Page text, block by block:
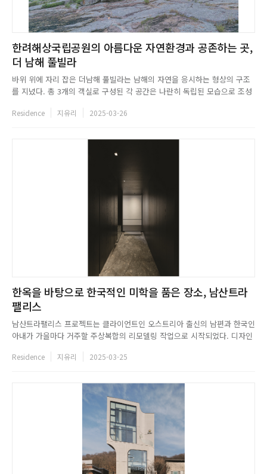
한려해상국립공원의 아름다운 자연환경과 공존하는 곳,
더 남해 풀빌라
바위 위에 자리 잡은 더남해 풀빌라는 남해의 자연을 응시하는 형상의 구조
를 지녔다. 총 3개의 객실로 구성된 각 공간은 나란히 독립된 모습으로 조성
형 모양의 더남해 풀빌라를 만나게 된다. 바다와 인접해 있는 이곳은 곳곳이
Residence 지유리 2025-03-26
한옥을 바탕으로 한국적인 미학을 품은 장소, 남산트라
팰리스
남산트라팰리스 프로젝트는 클라이언트인 오스트리아 출신의 남편과 한국인
아내가 가을마다 거주할 주상복합의 리모델링 작업으로 시작되었다. 디자인
간을 기획하였고, 이에 한옥의 요소를 스페이스에 구성하여 한국 본연의 미
Residence 지유리 2025-03-25